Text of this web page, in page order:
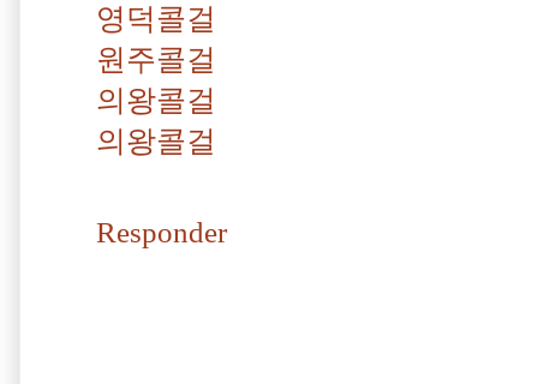
영덕콜걸
원주콜걸
의왕콜걸
의왕콜걸
Responder